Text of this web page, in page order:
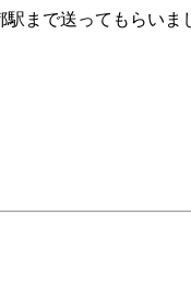
まで送ってもらい